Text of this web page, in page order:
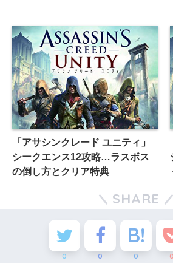
「アサシンクレード ユニティ」
シークエンス12攻略…ラスボス
の倒し方とクリア特典
SHARE
0 0 0 0